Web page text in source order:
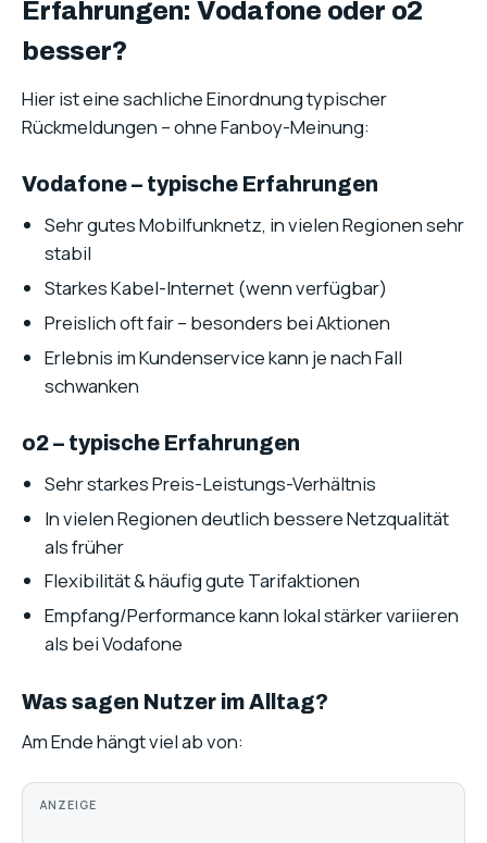
Erfahrungen: Vodafone oder o2
besser?
Hier ist eine sachliche Einordnung typischer
Rückmeldungen – ohne Fanboy-Meinung:
Vodafone – typische Erfahrungen
Sehr gutes Mobilfunknetz, in vielen Regionen sehr
stabil
Starkes Kabel-Internet (wenn verfügbar)
Preislich oft fair – besonders bei Aktionen
Erlebnis im Kundenservice kann je nach Fall
schwanken
o2 – typische Erfahrungen
Sehr starkes Preis-Leistungs-Verhältnis
In vielen Regionen deutlich bessere Netzqualität
als früher
Flexibilität & häufig gute Tarifaktionen
Empfang/Performance kann lokal stärker variieren
als bei Vodafone
Was sagen Nutzer im Alltag?
Am Ende hängt viel ab von:
ANZEIGE